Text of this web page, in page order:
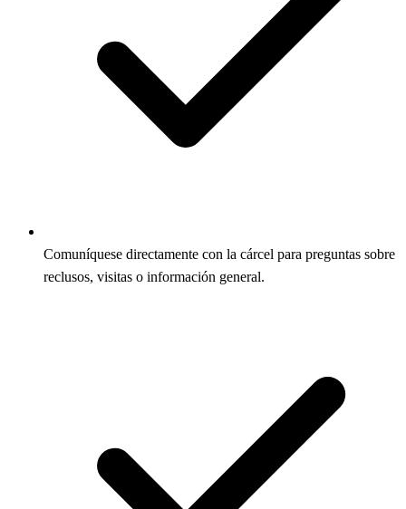
Comuníquese directamente con la cárcel para preguntas sobre
reclusos, visitas o información general.